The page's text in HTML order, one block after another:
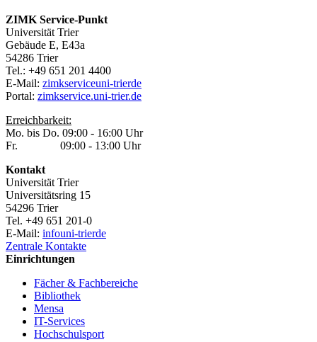
ZIMK Service-Punkt
Universität Trier
Gebäude E, E43a
54286 Trier
Tel.: +49 651 201 4400
E-Mail: zimkserviceuni-trierde
Portal: zimkservice.uni-trier.de
Erreichbarkeit:
Mo. bis Do. 09:00 - 16:00 Uhr
Fr. 09:00 - 13:00 Uhr
Kontakt
Universität Trier
Universitätsring 15
54296 Trier
Tel. +49 651 201-0
E-Mail: infouni-trierde
Zentrale Kontakte
Einrichtungen
Fächer & Fachbereiche
Bibliothek
Mensa
IT-Services
Hochschulsport